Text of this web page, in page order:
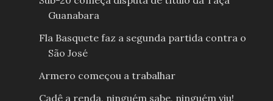
Guanabara
Fla Basquete faz a segunda partida contra o
São José
Armero começou a trabalhar
Cadê a renda, ninguém sabe, ninguém viu!